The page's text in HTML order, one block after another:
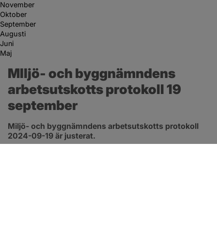
November
Oktober
September
Augusti
Juni
Maj
MIljö- och byggnämndens
arbetsutskotts protokoll 19
september
Miljö- och byggnämndens arbetsutskotts protokoll
2024-09-19 är justerat.